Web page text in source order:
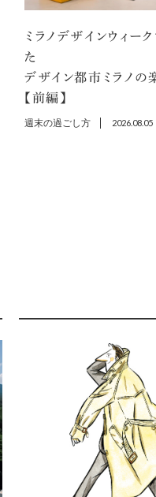
ミラノデザインウィー
た
デザイン都市ミラノの
【前編】
週末の過ごし方 2026.08.05